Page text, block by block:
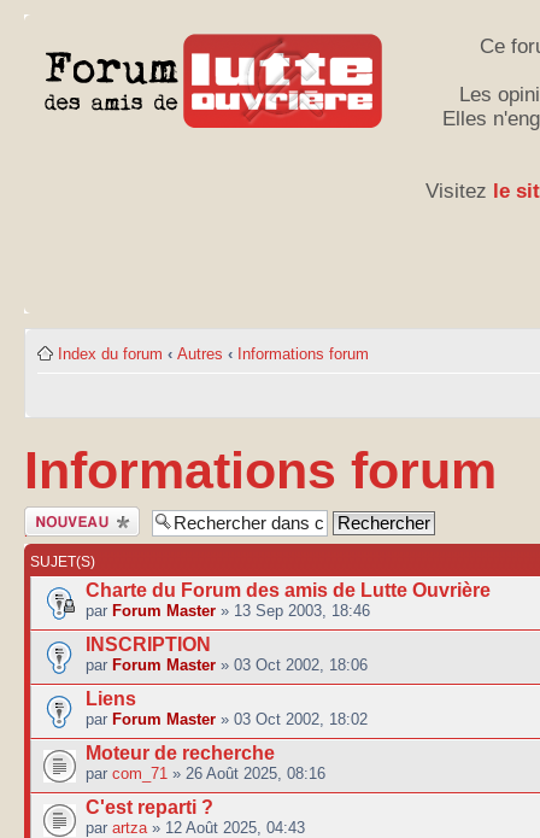
Ce
Les
Elles
Visitez le
Index du forum ‹ Autres ‹ Informations forum
Informations forum
Publier un
nouveau sujet
SUJET(S)
Charte du Forum des amis de Lutte Ouvrière
par Forum Master » 13 Sep 2003, 18:46
INSCRIPTION
par Forum Master » 03 Oct 2002, 18:06
Liens
par Forum Master » 03 Oct 2002, 18:02
Moteur de recherche
par com_71 » 26 Août 2025, 08:16
C'est reparti ?
par artza » 12 Août 2025, 04:43